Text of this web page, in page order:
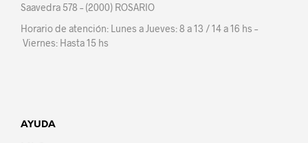
Saavedra 578 – (2000) ROSARIO
Horario de atención: Lunes a Jueves: 8 a 13 / 14 a 16 hs –
Viernes: Hasta 15 hs
AYUDA